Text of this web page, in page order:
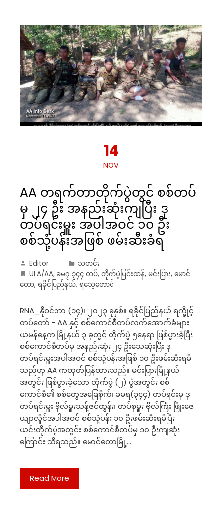
14
NOV
AA တရက်တာတိုက်ပွဲတွင် စစ်တပ်
မှ ၂၄ ဦး အနည်းဆုံးကျပြီး ဒု
တပ်ရင်းမှူး အပါအဝင် ၁၀ ဦး
စစ်သုံ့ပန်းအဖြစ် ဖမ်းဆီးခံရ
Editor
သတင်း
ULA/AA, ခမ၇ ၃၄၄ တပ်, တိုက်ပွဲပြင်းထန်, မင်းပြား, မောင်
တော, ရခိုင်ပြည်နယ်, ရသေ့တောင်
RNA_နိုဝင်ဘာ (၁၄)၊ ၂၀၂၃ ခုနှစ်။ ရခိုင်ပြည်နယ် ရက္ခိုင့်
တပ်တော် - AA နှင့် စစ်ကောင်စီတပ်လက်အောက်ခံများ
ယမန်နေ့က မြို့နယ် ၃ ခုတွင် တိုက်ပွဲ ၅နေရာ ဖြစ်ပွားခဲ့ပြီး
စစ်ကောင်စီတပ်မှ အနည်းဆုံး ၂၄ ဦးသေဆုံးပြီး ဒု
တပ်ရင်းမှူးအပါအဝင် စစ်သုံ့ပန်းအဖြစ် ၁၀ ဦးဖမ်းဆီးရမိ
သည်ဟု AA ကထုတ်ပြန်ထားသည်။ မင်းပြားမြို့နယ်
အတွင်း ဖြစ်ပွားခဲ့သော တိုက်ပွဲ (၂) ပွဲအတွင်း စစ်
ကောင်စီ၏ စစ်တွေအခြေစိုက်၊ ခမရ(၃၄၄) တပ်ရင်းမှ ဒု
တပ်ရင်းမှူး ဗိုလ်မှူးသန့်ဇင်ထွန်း၊ တပ်စုမှူး ဗိုလ်ကြီး ဖြိုးဇေ
ယျာလှိုင်အပါအဝင် စစ်သုံ့ပန်း ၁၀ ဦးဖမ်းဆီးရမိပြီး
ယင်းတိုက်ပွဲအတွင်း စစ်ကောင်စီတပ်မှ ၁၀ ဦးကျဆုံး
ကြောင်း သိရသည်။ မောင်တောမြို့…
Read More